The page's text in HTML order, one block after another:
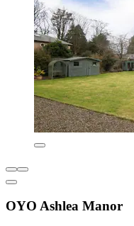
OYO Ashlea Manor